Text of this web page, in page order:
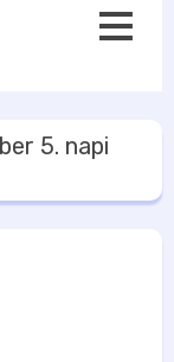
5. napi